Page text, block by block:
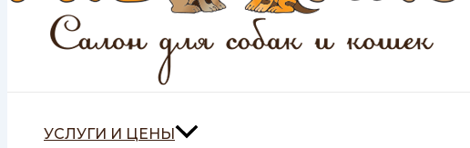
УСЛУГИ И ЦЕНЫ